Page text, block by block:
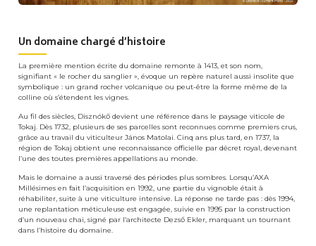
Un domaine chargé d’histoire
La première mention écrite du domaine remonte à 1413, et son nom,
signifiant « le rocher du sanglier », évoque un repère naturel aussi insolite que
symbolique : un grand rocher volcanique ou peut-être la forme même de la
colline où s’étendent les vignes.
Au fil des siècles, Disznókő devient une référence dans le paysage viticole de
Tokaj. Dès 1732, plusieurs de ses parcelles sont reconnues comme premiers crus,
grâce au travail du viticulteur János Matolai. Cinq ans plus tard, en 1737, la
région de Tokaj obtient une reconnaissance officielle par décret royal, devenant
l’une des toutes premières appellations au monde.
Mais le domaine a aussi traversé des périodes plus sombres. Lorsqu’AXA
Millésimes en fait l’acquisition en 1992, une partie du vignoble était à
réhabiliter, suite à une viticulture intensive. La réponse ne tarde pas : dès 1994,
une replantation méticuleuse est engagée, suivie en 1995 par la construction
d’un nouveau chai, signé par l’architecte Dezső Ekler, marquant un tournant
dans l’histoire du domaine.